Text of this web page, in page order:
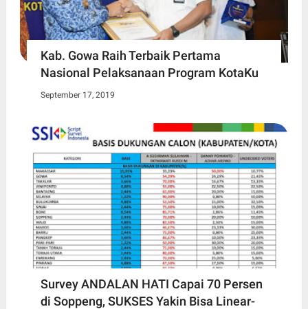
Kab. Gowa Raih Terbaik Pertama
Nasional Pelaksanaan Program KotaKu
September 17, 2019
Survey ANDALAN HATI Capai 70 Persen
di Soppeng, SUKSES Yakin Bisa Linear-